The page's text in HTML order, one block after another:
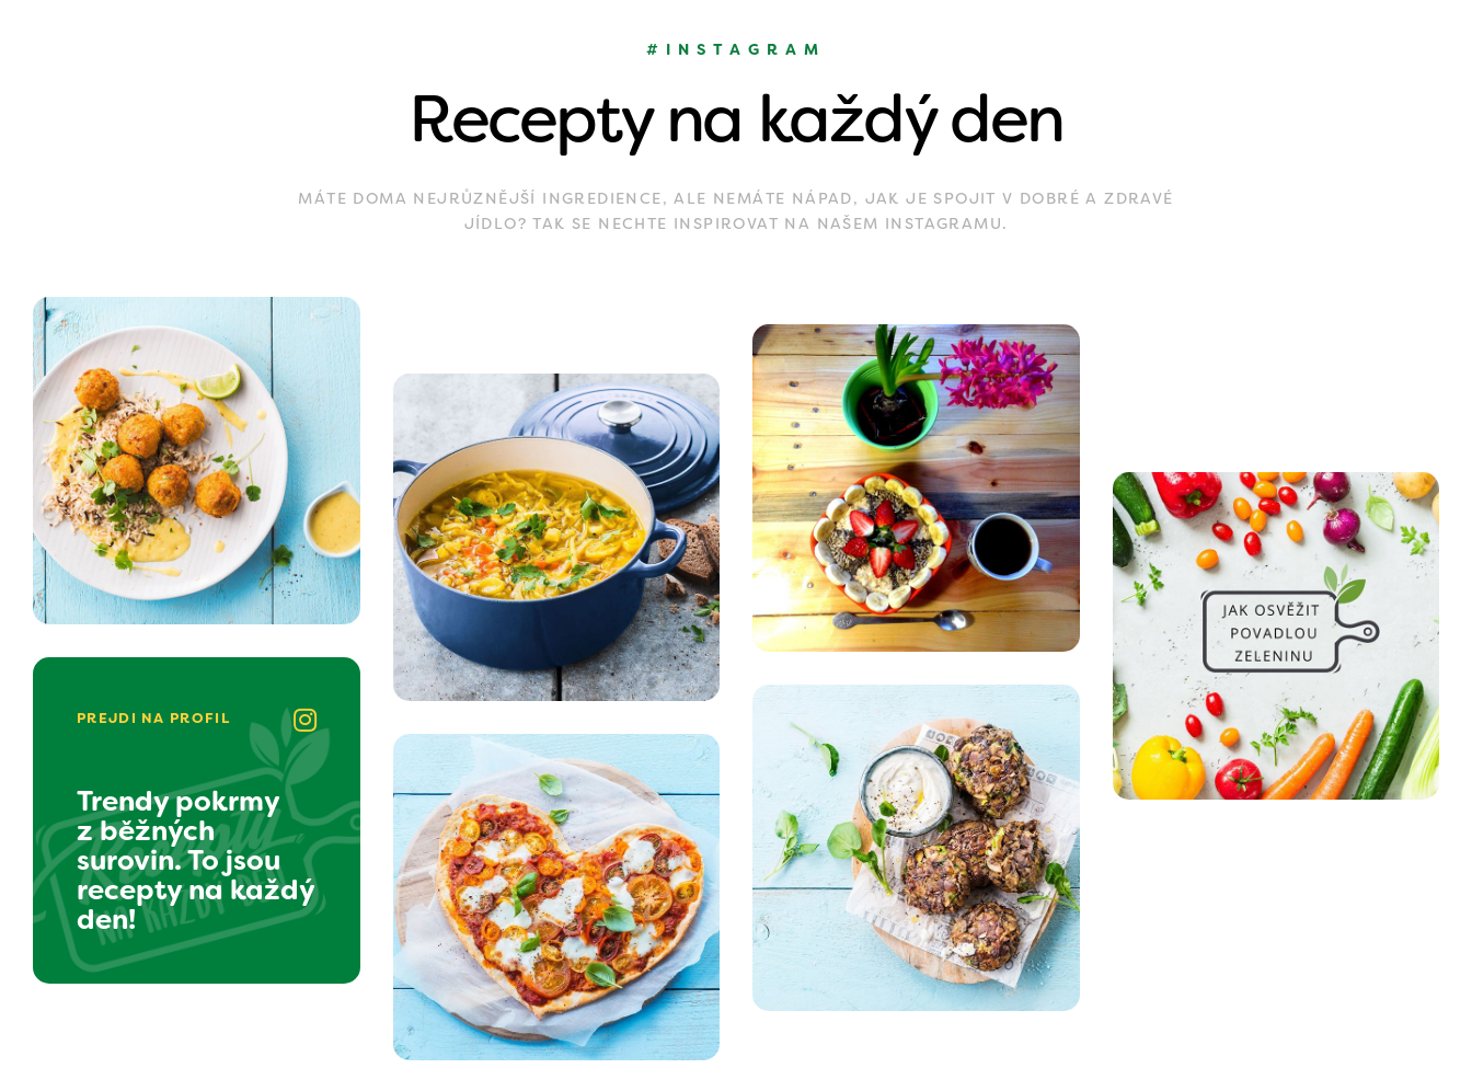
#INSTAGRAM
Recepty na každý den
MÁTE DOMA NEJRŮZNĚJŠÍ INGREDIENCE, ALE NEMÁTE NÁPAD, JAK JE SPOJIT V DOBRÉ A ZDRAVÉ
JÍDLO? TAK SE NECHTE INSPIROVAT NA NAŠEM INSTAGRAMU.
PREJDI NA PROFIL
Trendy pokrmy
z běžných
surovin. To jsou
recepty na každý
den!